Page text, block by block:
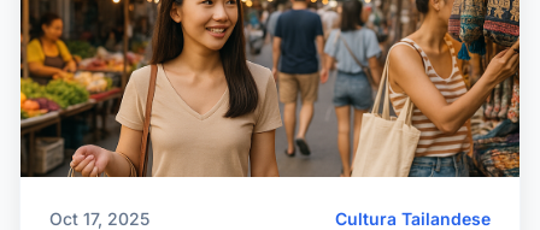
Oct 17, 2025 Cultura Tailandese